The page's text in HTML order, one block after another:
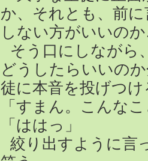
か、それとも、前
しない方がいいの
そう口にしながら
どうしたらいいの
徒に本音を投げつ
「すまん。こんな
「ははっ」
絞り出すように言